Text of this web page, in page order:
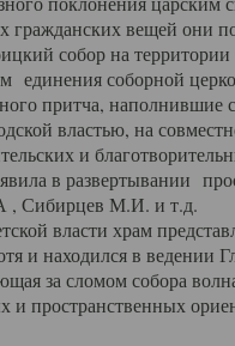
гражданских вещей они
собор на территории
соборной
притча,
властью, на
и
в развертывании
Сибирцев М.И. и т.д.
власти храм
и находился в ведении
за сломом собора
и пространственных